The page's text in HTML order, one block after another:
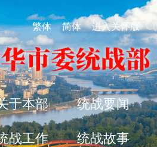
繁体 简体 进入关怀版
于本部 统战要闻
战工作 统战故事